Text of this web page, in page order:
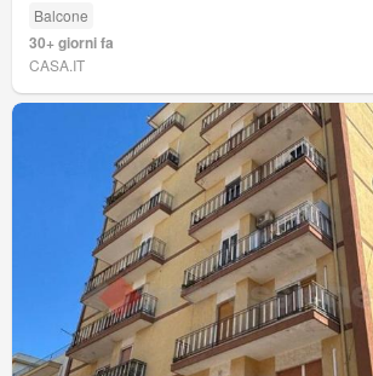
Balcone
30+ giorni fa
CASA.IT